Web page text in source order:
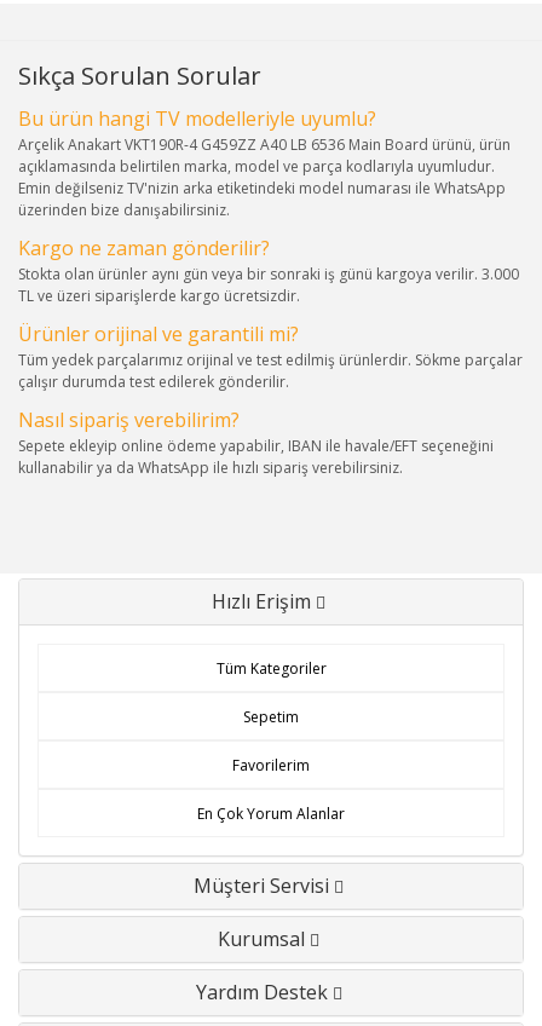
Sıkça Sorulan Sorular
Bu ürün hangi TV modelleriyle uyumlu?
Arçelik Anakart VKT190R-4 G459ZZ A40 LB 6536 Main Board ürünü, ürün
açıklamasında belirtilen marka, model ve parça kodlarıyla uyumludur.
Emin değilseniz TV'nizin arka etiketindeki model numarası ile WhatsApp
üzerinden bize danışabilirsiniz.
Kargo ne zaman gönderilir?
Stokta olan ürünler aynı gün veya bir sonraki iş günü kargoya verilir. 3.000
TL ve üzeri siparişlerde kargo ücretsizdir.
Ürünler orijinal ve garantili mi?
Tüm yedek parçalarımız orijinal ve test edilmiş ürünlerdir. Sökme parçalar
çalışır durumda test edilerek gönderilir.
Nasıl sipariş verebilirim?
Sepete ekleyip online ödeme yapabilir, IBAN ile havale/EFT seçeneğini
kullanabilir ya da WhatsApp ile hızlı sipariş verebilirsiniz.
Hızlı Erişim
Tüm Kategoriler
Sepetim
Favorilerim
En Çok Yorum Alanlar
Müşteri Servisi
Kurumsal
Yardım Destek